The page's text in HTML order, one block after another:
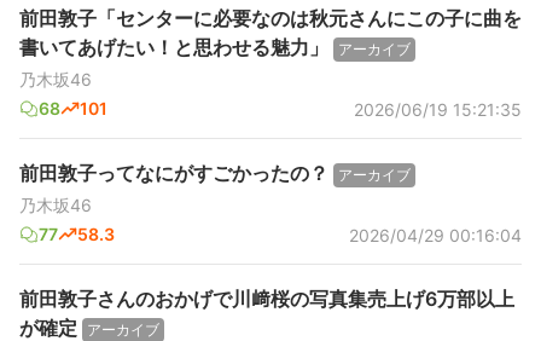
前田敦子「センターに必要なのは秋元さんにこの子に曲を
書いてあげたい！と思わせる魅力」
アーカイブ
乃木坂46
68
101 2026/06/19 15:21:35
前田敦子ってなにがすごかったの？ アーカイブ
乃木坂46
77
58.3 2026/04/29 00:16:04
前田敦子さんのおかげで川﨑桜の写真集売上げ6万部以上
が確定
アーカイブ